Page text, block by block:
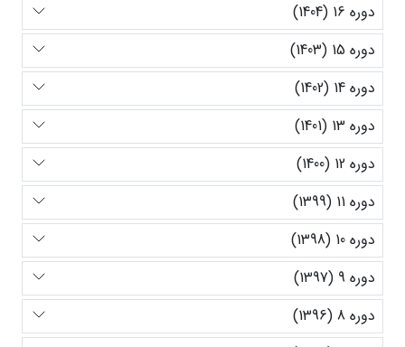
دوره 16 (1404)
دوره 15 (1403)
دوره 14 (1402)
دوره 13 (1401)
دوره 12 (1400)
دوره 11 (1399)
دوره 10 (1398)
دوره 9 (1397)
دوره 8 (1396)